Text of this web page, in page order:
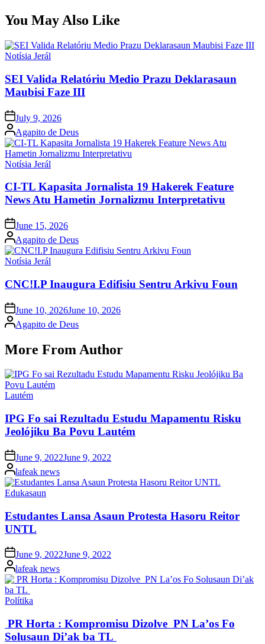
You May Also Like
Posted
Notísia Jerál
SEI Valida Relatóriu Medio Prazu Deklarasaun
Maubisi Faze III
Posted
on
July 9, 2026
Posted
by
Agapito de Deus
Posted
Notísia Jerál
CI-TL Kapasita Jornalista 19 Hakerek Feature
News Atu Hametin Jornalizmu Interpretativu
Posted
on
June 15, 2026
Posted
by
Agapito de Deus
Posted
Notísia Jerál
CNC!I.P Inaugura Edifisiu Sentru Arkivu Foun
Posted
on
June 10, 2026June 10, 2026
Posted
by
Agapito de Deus
More From Author
Posted
Lautém
IPG Fo sai Rezultadu Estudu Mapamentu Risku
Jeolójiku Ba Povu Lautém
Posted
on
June 9, 2022June 9, 2022
Posted
by
lafeak news
Posted
Edukasaun
Estudantes Lansa Asaun Protesta Hasoru Reitor
UNTL
Posted
on
June 9, 2022June 9, 2022
Posted
by
lafeak news
Posted
Polítika
PR Horta : Kompromisu Dizolve PN La’os Fo
Solusaun Di’ak ba TL